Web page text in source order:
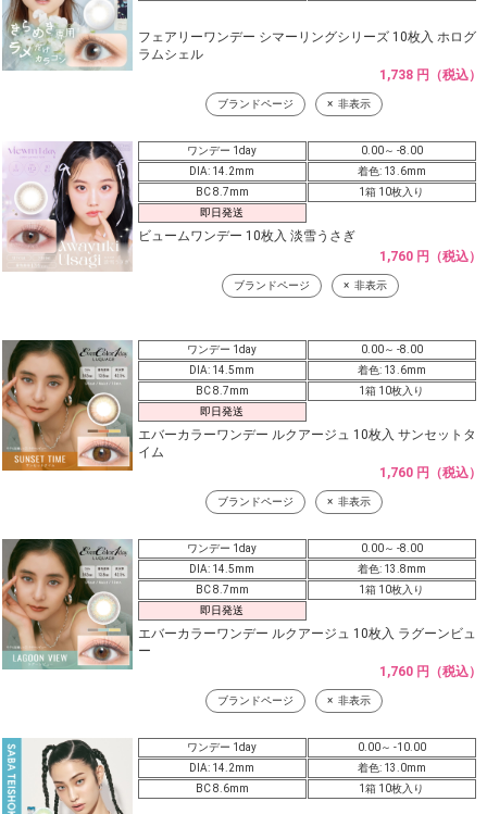
フェアリーワンデー シマーリングシリーズ 10枚入 ホログ
ラムシェル
1,738 円（税込）
ブランドページ 非表示
ワンデー 1day
0.00～ -8.00
DIA: 14.2mm
着色: 13.6mm
BC 8.7mm
1箱 10枚入り
即日発送
ビュームワンデー 10枚入 淡雪うさぎ
1,760 円（税込）
ブランドページ 非表示
ワンデー 1day
0.00～ -8.00
DIA: 14.5mm
着色: 13.6mm
BC 8.7mm
1箱 10枚入り
即日発送
エバーカラーワンデー ルクアージュ 10枚入 サンセットタ
イム
1,760 円（税込）
ブランドページ 非表示
ワンデー 1day
0.00～ -8.00
DIA: 14.5mm
着色: 13.8mm
BC 8.7mm
1箱 10枚入り
即日発送
エバーカラーワンデー ルクアージュ 10枚入 ラグーンビュ
ー
1,760 円（税込）
ブランドページ 非表示
ワンデー 1day
0.00～ -10.00
DIA: 14.2mm
着色: 13.0mm
BC 8.6mm
1箱 10枚入り